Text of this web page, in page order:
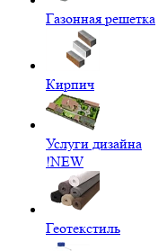
Газонная решетка
Кирпич
Услуги дизайна
!NEW
Геотекстиль